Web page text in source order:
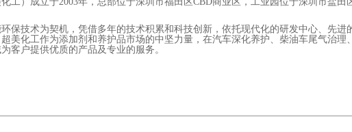
保技术为契机，凭借多年的技术积累和科技创新，依托现代化的研发中心、先
美化工作为添加剂和养护品市场的中坚力量，在汽车深化养护、柴油车尾气治
客户提供优质的产品及专业的服务。